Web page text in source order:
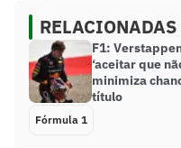
RELACIONADAS
F1:
‘aceitar que
minimiza
título
Fórmula 1